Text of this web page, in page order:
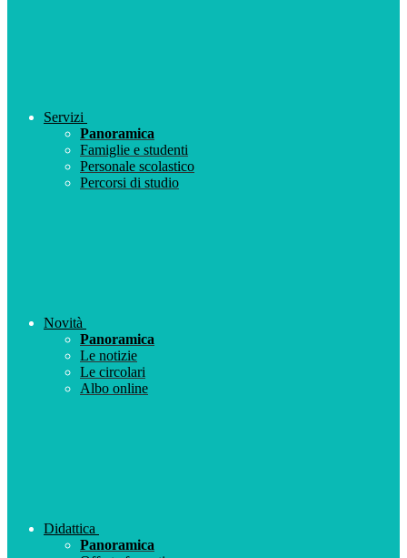
Servizi
Panoramica
Famiglie e studenti
Personale scolastico
Percorsi di studio
Novità
Panoramica
Le notizie
Le circolari
Albo online
Didattica
Panoramica